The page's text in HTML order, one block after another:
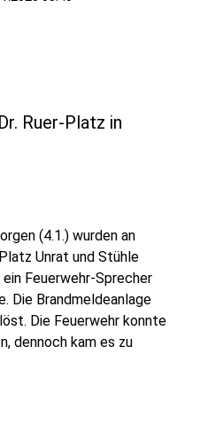
Ruer-Platz in
(4.1.) wurden an
Unrat und Stühle
Feuerwehr-Sprecher
Die Brandmeldeanlage
Die Feuerwehr konnte
dennoch kam es zu